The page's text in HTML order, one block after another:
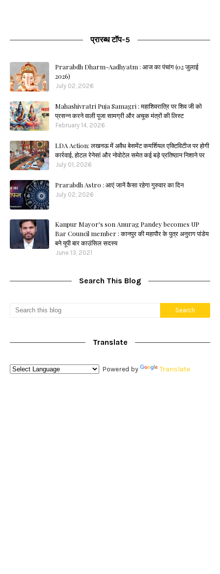
प्रारब्ध टॉप-5
Prarabdh Dharm-Aadhyatm : आज का पंचांग (02 जुलाई
2026)
July 02, 2026
Mahashivratri Puja Samagri : महाशिवरात्रि पर शिव जी को
प्रसन्न करने वाली पूजा सामग्री और अचूक मंत्रों की लिस्ट
February 14, 2026
LDA Action: लखनऊ में अवैध बेसमेंट कमर्शियल एक्टिविटीज पर होगी
कार्रवाई, होटल रेनेसां और नोवोटेल समेत कई बड़े प्रतिष्ठान निशाने पर
July 01, 2026
Prarabdh Astro : आएं जानें कैसा रहेगा गुरुवार का दिन
July 02, 2026
Kanpur Mayor's son Anurag Pandey becomes UP
Bar Council member : कानपुर की महापौर के पुत्र अनुराग पांडेय
बने यूपी बार काउंसिल सदस्य
June 13, 2021
Search This Blog
Translate
Powered by Translate